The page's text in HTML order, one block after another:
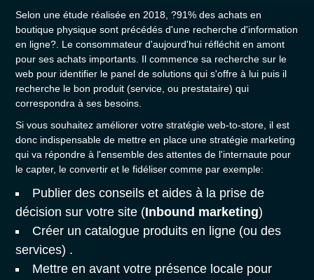
Selon une étude réalisée en 2018, ?91% des achats en
boutique physique sont précédés d'une recherche d'information
en ligne?. Le consommateur d'aujourd'hui réfléchit en amont
pour ses achats importants. Il commence sa recherche sur le
web pour identifier le panel de solutions qui s'offre à lui puis il
recherche le bon produit (service, ou prestataire) qui
correspondra à ses besoins.
Si vous souhaitez améliorer votre stratégie web-to-store, il est
donc indispensable de mettre en place une stratégie marketing
qui va répondre à l'ensemble des attentes de l'internaute pour
le capter, le convertir et le fidéliser comme par exemple:
Publier des conseils et aides à la prise de
décision sur votre site (Inbound marketing)
Créer un catalogue produits en ligne (ou des
services) .
Mettre en avant votre présence locale pour